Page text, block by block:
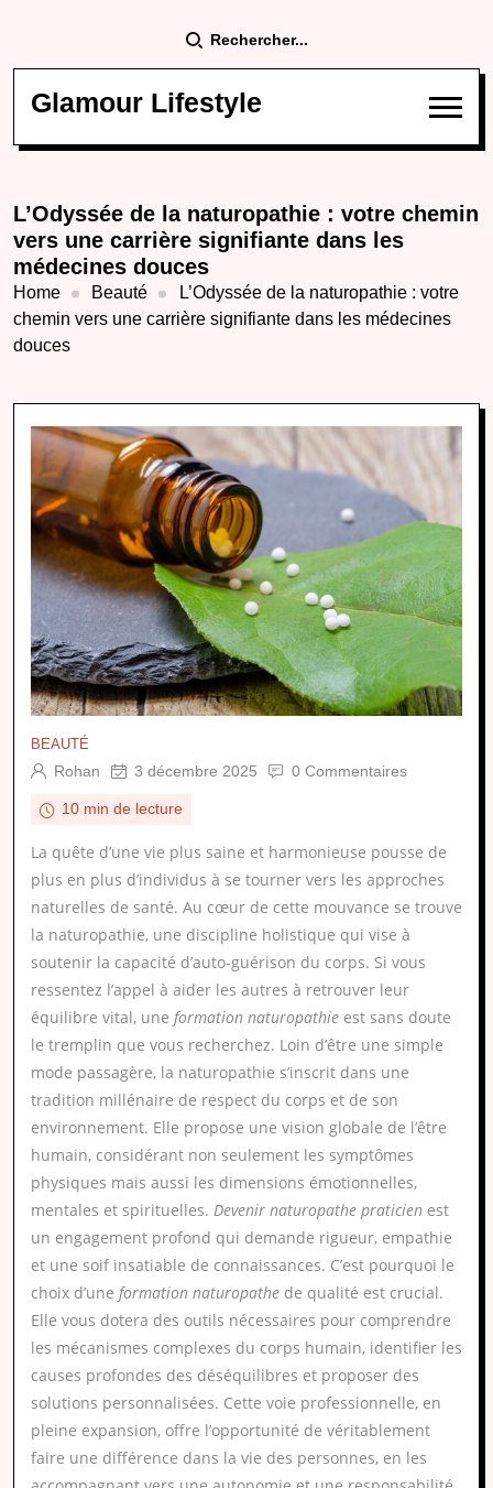
Rechercher...
Glamour Lifestyle
L’Odyssée de la naturopathie : votre chemin
vers une carrière signifiante dans les
médecines douces
Home Beauté
L’Odyssée de la naturopathie : votre
chemin vers une carrière signifiante dans les médecines
douces
BEAUTÉ
Rohan 3 décembre 2025 0 Commentaires
10 min de lecture
La quête d’une vie plus saine et harmonieuse pousse de
plus en plus d’individus à se tourner vers les approches
naturelles de santé. Au cœur de cette mouvance se trouve
la naturopathie, une discipline holistique qui vise à
soutenir la capacité d’auto-guérison du corps. Si vous
ressentez l’appel à aider les autres à retrouver leur
équilibre vital, une formation naturopathie est sans doute
le tremplin que vous recherchez. Loin d’être une simple
mode passagère, la naturopathie s’inscrit dans une
tradition millénaire de respect du corps et de son
environnement. Elle propose une vision globale de l’être
humain, considérant non seulement les symptômes
physiques mais aussi les dimensions émotionnelles,
mentales et spirituelles. Devenir naturopathe praticien est
un engagement profond qui demande rigueur, empathie
et une soif insatiable de connaissances. C’est pourquoi le
choix d’une formation naturopathe de qualité est crucial.
Elle vous dotera des outils nécessaires pour comprendre
les mécanismes complexes du corps humain, identifier les
causes profondes des déséquilibres et proposer des
solutions personnalisées. Cette voie professionnelle, en
pleine expansion, offre l’opportunité de véritablement
faire une différence dans la vie des personnes, en les